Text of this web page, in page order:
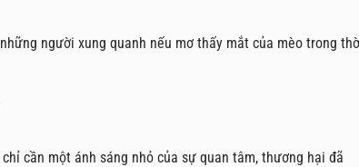
người xung quanh nếu mơ thấy mắt của mèo trong
cần một ánh sáng nhỏ của sự quan tâm, thương hại đã